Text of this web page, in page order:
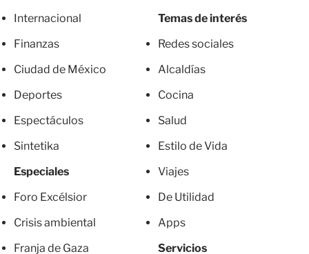
Internacional
Finanzas
Ciudad de México
Deportes
Espectáculos
Sintetika
Especiales
Foro Excélsior
Crisis ambiental
Franja de Gaza
Temas de interés
Redes sociales
Alcaldías
Cocina
Salud
Estilo de Vida
Viajes
De Utilidad
Apps
Servicios